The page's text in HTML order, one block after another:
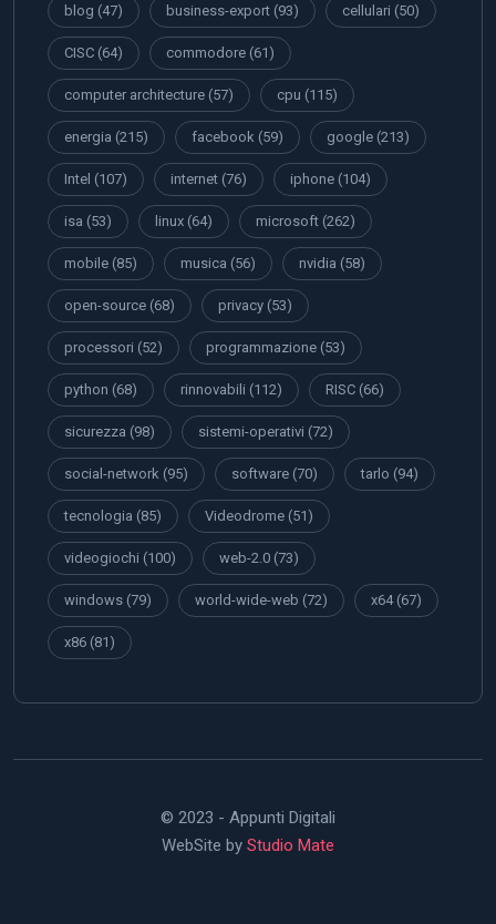
blog (47) business-export (93) cellulari (50)
CISC (64) commodore (61)
computer architecture (57) cpu (115)
energia (215) facebook (59) google (213)
Intel (107) internet (76) iphone (104)
isa (53) linux (64) microsoft (262)
mobile (85) musica (56) nvidia (58)
open-source (68) privacy (53)
processori (52) programmazione (53)
python (68) rinnovabili (112) RISC (66)
sicurezza (98) sistemi-operativi (72)
social-network (95) software (70) tarlo (94)
tecnologia (85) Videodrome (51)
videogiochi (100) web-2.0 (73)
windows (79) world-wide-web (72) x64(67)
x86 (81)
© 2023 - Appunti Digitali
WebSite by Studio Mate